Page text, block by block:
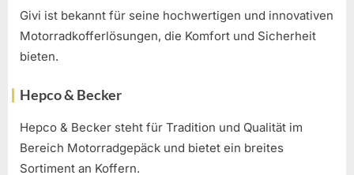
Givi ist bekannt für seine hochwertigen und innovativen
Motorradkofferlösungen, die Komfort und Sicherheit
bieten.
Hepco & Becker
Hepco & Becker steht für Tradition und Qualität im
Bereich Motorradgepäck und bietet ein breites
Sortiment an Koffern.